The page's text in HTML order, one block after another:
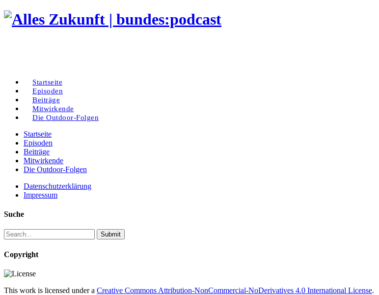
Startseite
Episoden
Beiträge
Mitwirkende
Die Outdoor-Folgen
Startseite
Episoden
Beiträge
Mitwirkende
Die Outdoor-Folgen
Datenschutzerklärung
Impressum
Suche
Copyright
This work is licensed under a Creative Commons Attribution-NonCommercial-NoDerivatives 4.0 International License.